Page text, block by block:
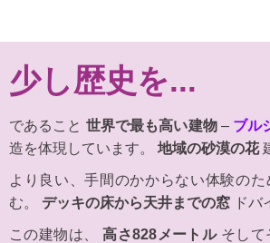
少し歴史を...
であること 世界で最も高い建物– ブル
造を体現しています。 地域の砂漠の花
より良い、手間のかからない体験の
む。 デッキの床から天井までの窓 ドバ
この建物は、高さ828メートルそして